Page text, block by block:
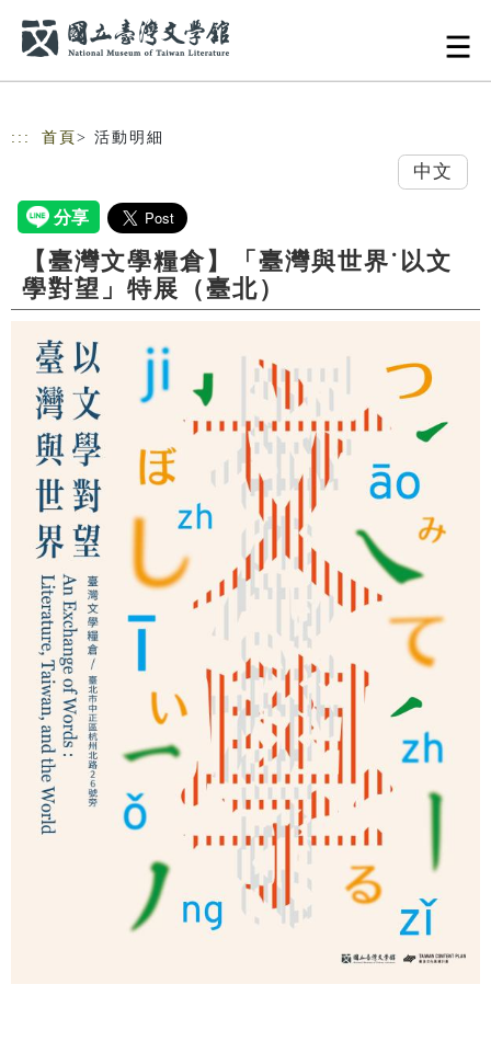
::: 首頁 > 活動明細
中文
【臺灣文學糧倉】「臺灣與世界˙以文
學對望」特展（臺北）